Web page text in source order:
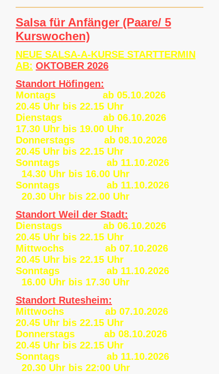
Salsa für Anfänger (Paare/ 5
Kurswochen)
NEUE SALSA-A-KURSE STARTTERMIN
AB: OKTOBER 2026
Standort Höfingen:
Montags ab 05.10.2026
20.45 Uhr bis 22.15 Uhr
Dienstags ab 06.10.2026
17.30 Uhr bis 19.00 Uhr
Donnerstags ab 08.10.2026
20.45 Uhr bis 22.15 Uhr
Sonntags ab 11.10.2026
14.30 Uhr bis 16.00 Uhr
Sonntags ab 11.10.2026
20.30 Uhr bis 22.00 Uhr
Standort Weil der Stadt:
Dienstags ab 06.10.2026
20.45 Uhr bis 22.15 Uhr
Mittwochs ab 07.10.2026
20.45 Uhr bis 22.15 Uhr
Sonntags ab 11.10.2026
16.00 Uhr bis 17.30 Uhr
Standort Rutesheim:
Mittwochs ab 07.10.2026
20.45 Uhr bis 22.15 Uhr
Donnerstags ab 08.10.2026
20.45 Uhr bis 22.15 Uhr
Sonntags ab 11.10.2026
20.30 Uhr bis 22:00 Uhr